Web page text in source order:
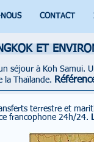
CONTACT
ET
séjour à Koh Samui.
la Thaïlande.
terrestre et
francophone 24h/24.